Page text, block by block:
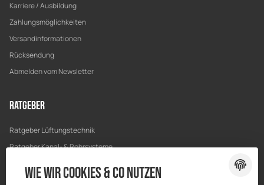
Karriere / Ausbildung
Zahlungsmöglichkeiten
Versandinformationen
Rücksendung
Abmelden vom Newsletter
Ratgeber
Ratgeber Lüftungstechnik
Ratgeber Kanal- & Rohrsysteme
Ratgeber Bau & Trockenbau
Wie wir Cookies & Co nutzen